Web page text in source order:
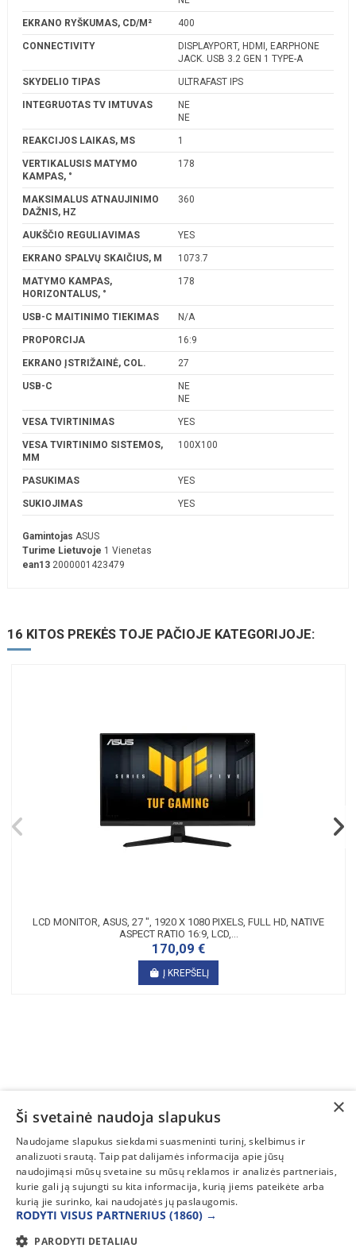
EKRANO RYŠKUMAS, CD/M² 400
CONNECTIVITY
DISPLAYPORT, HDMI, EARPHONE
JACK. USB 3.2 GEN 1 TYPE-A
SKYDELIO TIPAS ULTRAFAST IPS
INTEGRUOTAS TV IMTUVAS
NE
NE
REAKCIJOS LAIKAS, MS 1
VERTIKALUSIS MATYMO
KAMPAS, °
178
MAKSIMALUS ATNAUJINIMO
DAŽNIS, HZ
360
AUKŠČIO REGULIAVIMAS YES
EKRANO SPALVŲ SKAIČIUS, M 1073.7
MATYMO KAMPAS,
HORIZONTALUS, °
178
USB-C MAITINIMO TIEKIMAS N/A
PROPORCIJA 16:9
EKRANO ĮSTRIŽAINĖ, COL. 27
USB-C
NE
NE
VESA TVIRTINIMAS YES
VESA TVIRTINIMO SISTEMOS,
MM
100X100
PASUKIMAS YES
SUKIOJIMAS YES
Gamintojas ASUS
Turime Lietuvoje 1 Vienetas
ean13 2000001423479
16 KITOS PREKĖS TOJE PAČIOJE KATEGORIJOJE:
LCD MONITOR, ASUS, 27 ", 1920 X 1080 PIXELS, FULL HD, NATIVE
ASPECT RATIO 16:9, LCD,...
170,09 €
Į KREPŠELĮ
INFORMACIJA
PAGALBA
×
Ši svetainė naudoja slapukus
Naudojame slapukus siekdami suasmeninti turinį, skelbimus ir
analizuoti srautą. Taip pat dalijamės informacija apie jūsų
naudojimąsi mūsų svetaine su mūsų reklamos ir analizės partneriais,
kurie gali ją sujungti su kita informacija, kurią jiems pateikėte arba
kurią jie surinko, kai naudojatės jų paslaugomis.
RODYTI VISUS PARTNERIUS (1860) →
PARODYTI DETALIAU